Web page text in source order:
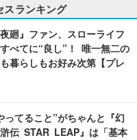
スランキング
廻』ファン、スローライフ
べてに“良し”！ 唯一無二の
暮らしもお好み次第【プレ
ってること”がちゃんと『幻
伝 STAR LEAP』は「基本